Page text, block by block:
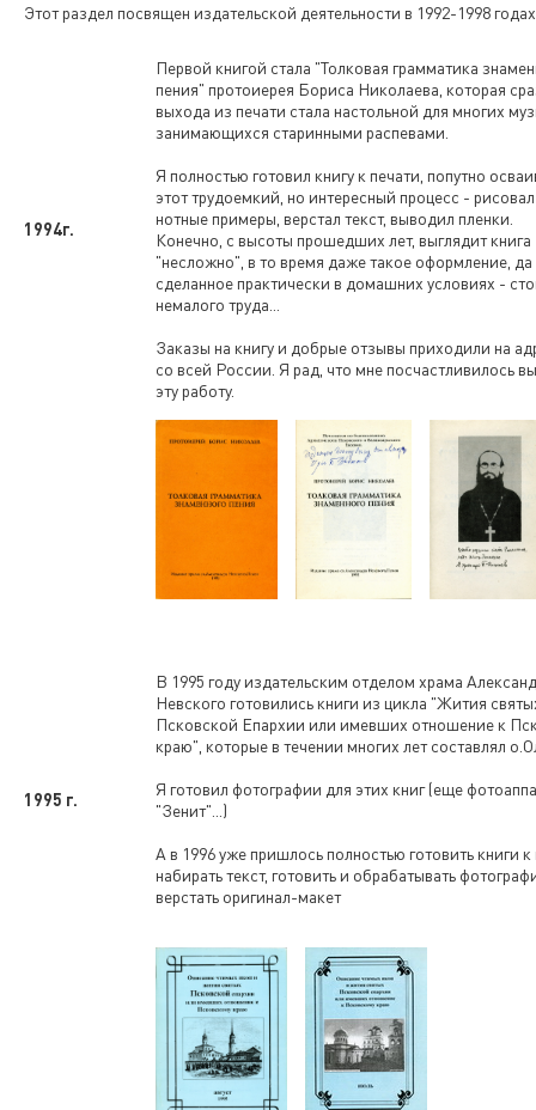
Этот раздел посвящен издательской деятельности в 1992-1998
1994г.
Первой книгой стала "Толковая грамматика
пения" протоиерея Бориса Николаева, которая
выхода из печати стала настольной для многих
занимающихся старинными распевами.
Я полностью готовил книгу к печати, попутно
этот трудоемкий, но интересный процесс -
нотные примеры, верстал текст, выводил пленки.
Конечно, с высоты прошедших лет, выглядит книга
"несложно", в то время даже такое оформление,
сделанное практически в домашних условиях -
немалого труда...
Заказы на книгу и добрые отзывы приходили на
со всей России. Я рад, что мне посчастливилось
эту работу.
1995 г.
В 1995 году издательским отделом храма
Невского готовились книги из цикла "Жития
Псковской Епархии или имевших отношение к
краю", которые в течении многих лет составлял
Я готовил фотографии для этих книг (еще
"Зенит"...)
А в 1996 уже пришлось полностью готовить книги
набирать текст, готовить и обрабатывать
верстать оригинал-макет